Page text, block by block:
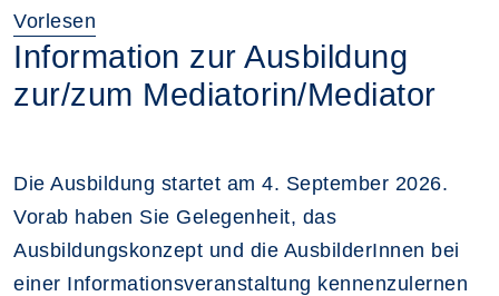
Vorlesen
Information zur Ausbildung
zur/zum Mediatorin/Mediator
Die Ausbildung startet am 4. September 2026.
Vorab haben Sie Gelegenheit, das
Ausbildungskonzept und die AusbilderInnen bei
einer Informationsveranstaltung kennenzulernen